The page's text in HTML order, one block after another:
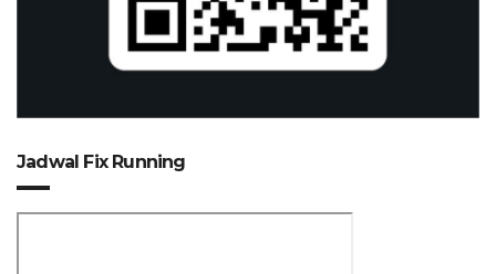
Jadwal Fix Running